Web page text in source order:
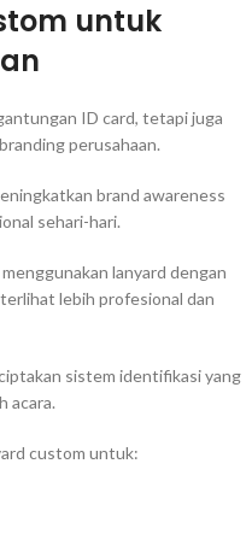
untuk
ID card, tetapi juga
perusahaan.
brand awareness
sehari-hari.
lanyard dengan
lebih profesional dan
sistem identifikasi yang
acara.
custom untuk: